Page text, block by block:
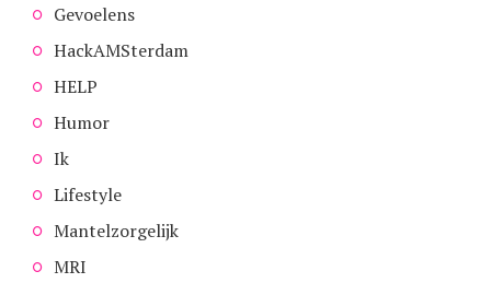
Gevoelens
HackAMSterdam
HELP
Humor
Ik
Lifestyle
Mantelzorgelijk
MRI